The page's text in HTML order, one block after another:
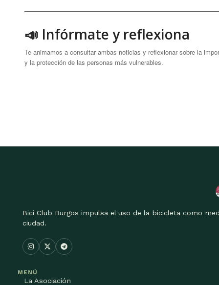
📣 Infórmate y reflexiona
Te animamos a consultar ambas noticias y reflexionar sobre la
y la protección de las personas más vulnerables.
Bici Club Burgos impulsa el uso de la bicicleta como
ciudad.
MENÚ
La Asociación